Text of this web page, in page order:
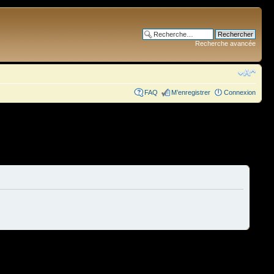
Recherche avancée
FAQ M’enregistrer Connexion